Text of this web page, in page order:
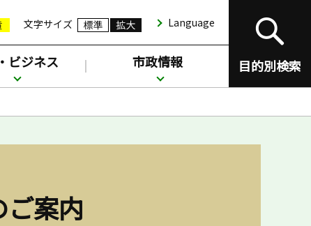
文字サイズ Language
目的別検索
ビジネス 市政情報
案内